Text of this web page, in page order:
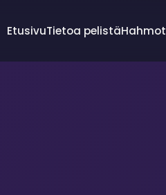
EtusivuTietoa pelistäHahmot